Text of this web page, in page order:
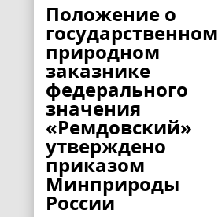
Положение о
государственном
природном
заказнике
федерального
значения
«Ремдовский»
утверждено
приказом
Минприроды
России